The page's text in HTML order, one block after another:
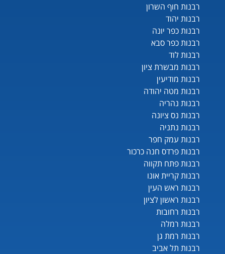
רבנות חוף השרון
רבנות יהוד
רבנות כפר יונה
רבנות כפר סבא
רבנות לוד
רבנות מבשרת ציון
רבנות מודיעין
רבנות מטה יהודה
רבנות נהריה
רבנות נס ציונה
רבנות נתניה
רבנות עמק חפר
רבנות פרדס חנה כרכור
רבנות פתח תקווה
רבנות קריית אונו
רבנות ראש העין
רבנות ראשון לציון
רבנות רחובות
רבנות רמלה
רבנות רמת גן
רבנות תל אביב